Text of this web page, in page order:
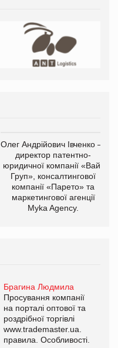
Олег Андрійович Івченко —
директор патентно-
юридичної компанії «Вайз
Груп», консалтингової
компанії «Парето» та
маркетингової агенції
Myka Agency.
Брагина Людмила
Просування компанії
на порталі оптової та
роздрібної торгівлі
www.trademaster.ua.
правила. Особливості.